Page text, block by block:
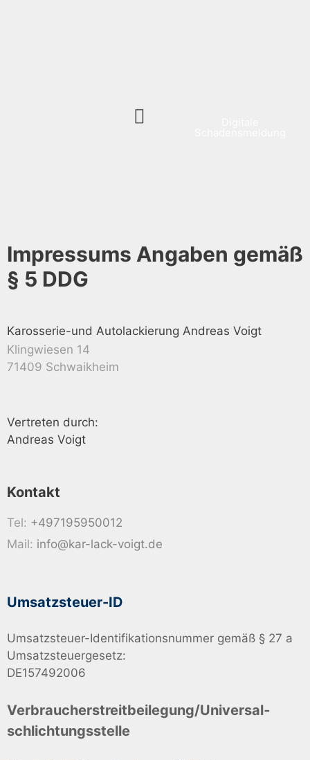
Impressums Angaben gemäß
§ 5 DDG
Karosserie-und Autolackierung Andreas Voigt
Klingwiesen 14
71409 Schwaikheim
Vertreten durch:
Andreas Voigt
Kontakt
Tel: +497195950012
Mail: info@kar-lack-voigt.de
Umsatzsteuer-ID
Umsatzsteuer-Identifikationsnummer gemäß § 27 a
Umsatzsteuergesetz:
DE157492006
Verbraucher­streit­beilegung/Universal­
schlichtungs­stelle